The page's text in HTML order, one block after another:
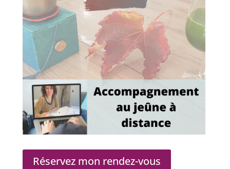
Réservez mon rendez-vous